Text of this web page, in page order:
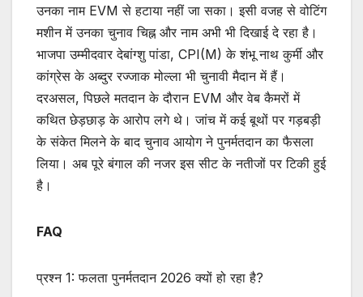
उनका नाम EVM से हटाया नहीं जा सका। इसी वजह से वोटिंग
मशीन में उनका चुनाव चिह्न और नाम अभी भी दिखाई दे रहा है।
भाजपा उम्मीदवार देबांग्शु पांडा, CPI(M) के शंभू नाथ कुर्मी और
कांग्रेस के अब्दुर रज्जाक मोल्ला भी चुनावी मैदान में हैं।
दरअसल, पिछले मतदान के दौरान EVM और वेब कैमरों में
कथित छेड़छाड़ के आरोप लगे थे। जांच में कई बूथों पर गड़बड़ी
के संकेत मिलने के बाद चुनाव आयोग ने पुनर्मतदान का फैसला
लिया। अब पूरे बंगाल की नजर इस सीट के नतीजों पर टिकी हुई
है।
FAQ
प्रश्न 1: फलता पुनर्मतदान 2026 क्यों हो रहा है?